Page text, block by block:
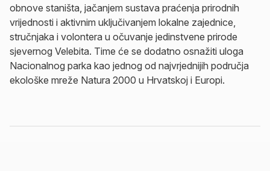
obnove staništa, jačanjem sustava praćenja prirodnih
vrijednosti i aktivnim uključivanjem lokalne zajednice,
stručnjaka i volontera u očuvanje jedinstvene prirode
sjevernog Velebita. Time će se dodatno osnažiti uloga
Nacionalnog parka kao jednog od najvrjednijih područja
ekološke mreže Natura 2000 u Hrvatskoj i Europi.